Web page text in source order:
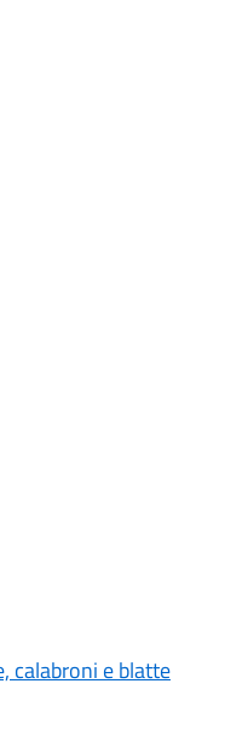
calabroni e blatte